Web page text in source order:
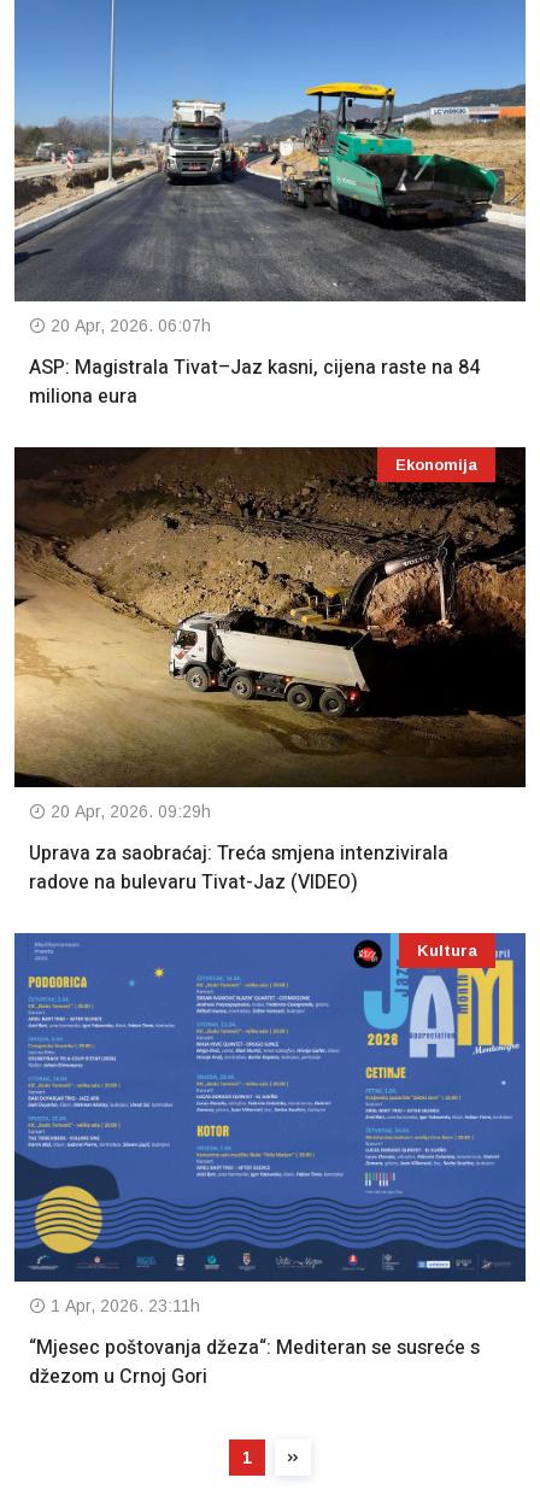
20 Apr, 2026. 06:07h
ASP: Magistrala Tivat–Jaz kasni, cijena raste na 84
miliona eura
Ekonomija
20 Apr, 2026. 09:29h
Uprava za saobraćaj: Treća smjena intenzivirala
radove na bulevaru Tivat-Jaz (VIDEO)
Kultura
1 Apr, 2026. 23:11h
“Mjesec poštovanja džeza“: Mediteran se susreće s
džezom u Crnoj Gori
1